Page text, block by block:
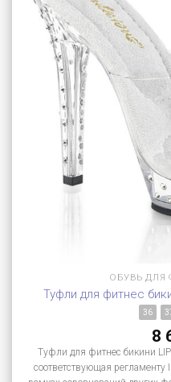
ОБУВЬ ДЛЯ
Туфли для фитнес
36
8
Туфли для фитнес бикини
соответствующая